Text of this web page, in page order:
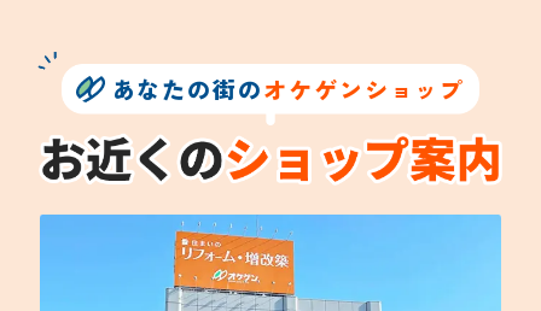
あなたの街のオケゲンショップ